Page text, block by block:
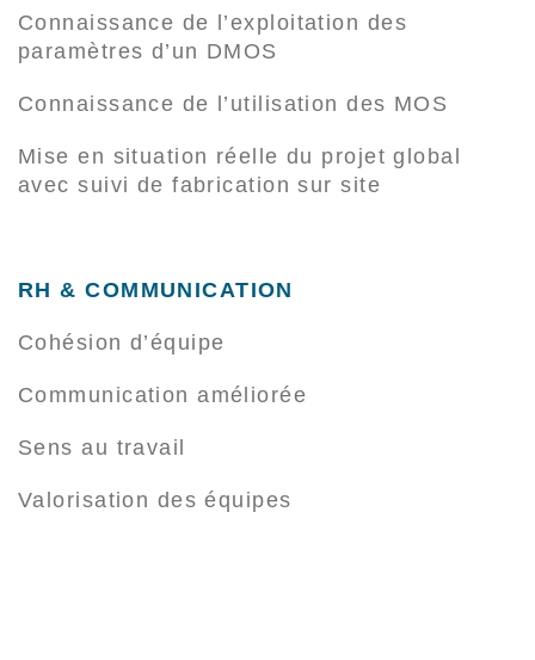
Connaissance de l’exploitation des
paramètres d’un DMOS
Connaissance de l’utilisation des MOS
Mise en situation réelle du projet global
avec suivi de fabrication sur site
RH & COMMUNICATION
Cohésion d’équipe
Communication améliorée
Sens au travail
Valorisation des équipes